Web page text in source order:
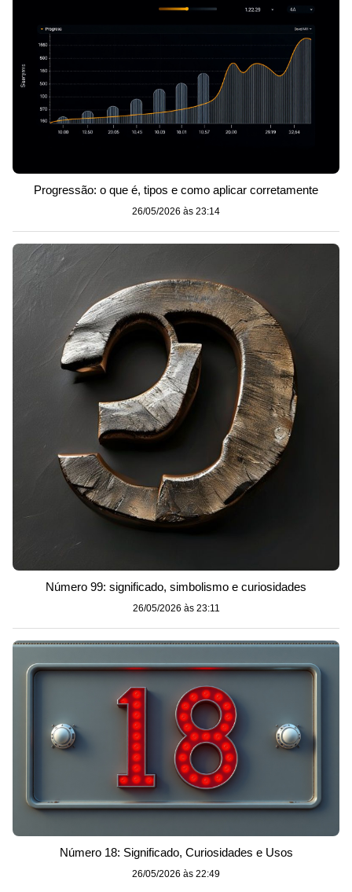
Progressão: o que é, tipos e como aplicar corretamente
26/05/2026 às 23:14
Número 99: significado, simbolismo e curiosidades
26/05/2026 às 23:11
Número 18: Significado, Curiosidades e Usos
26/05/2026 às 22:49